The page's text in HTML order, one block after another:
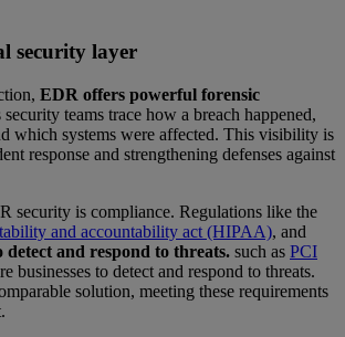
security layer
EDR offers powerful forensic
security teams trace how a breach happened,
which systems were affected. This visibility is
response and strengthening defenses against
security is compliance. Regulations like the
and accountability act (HIPAA), and
detect and respond to threats. such as PCI
businesses to detect and respond to threats.
solution, meeting these requirements